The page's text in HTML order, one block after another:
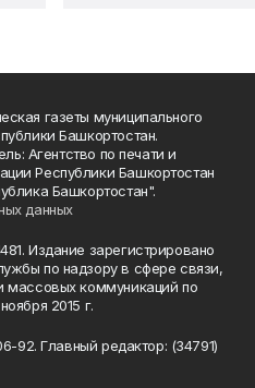
газеты муниципального
Башкортостан.
Агентство по печати и
Республики Башкортостан
Башкортостан".
данных
Издание зарегистрировано
по надзору в сфере связи,
массовых коммуникаций по
2015 г.
92. Главный редактор: (34791)